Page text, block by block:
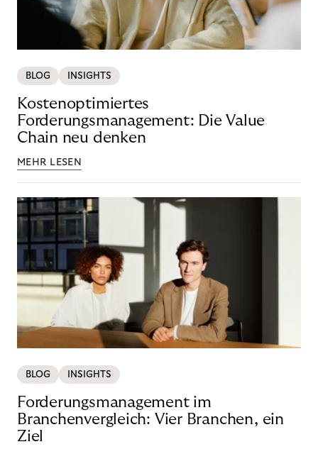
BLOG INSIGHTS
Kostenoptimiertes
Forderungsmanagement: Die Value
Chain neu denken
MEHR LESEN
BLOG INSIGHTS
Forderungsmanagement im
Branchenvergleich: Vier Branchen, ein
Ziel